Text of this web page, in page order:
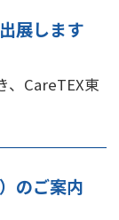
展します
、CareTEX東
のご案内